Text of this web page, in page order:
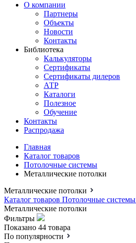
О компании
Партнеры
Объекты
Новости
Контакты
Библиотека
Калькуляторы
Сертификаты
Сертификаты дилеров
АТР
Каталоги
Полезное
Обучение
Контакты
Распродажа
Главная
Каталог товаров
Потолочные системы
Металлические потолки
Металлические потолки
Каталог товаров Потолочные системы
Металлические потолки
Фильтры
Показано 44 товара
По популярности